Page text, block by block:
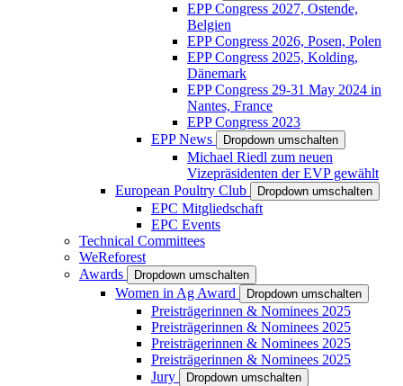
EPP Congress 2027, Ostende,
Belgien
EPP Congress 2026, Posen, Polen
EPP Congress 2025, Kolding,
Dänemark
EPP Congress 29-31 May 2024 in
Nantes, France
EPP Congress 2023
EPP News
Dropdown umschalten
Michael Riedl zum neuen
Vizepräsidenten der EVP gewählt
European Poultry Club
Dropdown umschalten
EPC Mitgliedschaft
EPC Events
Technical Committees
WeReforest
Awards
Dropdown umschalten
Women in Ag Award Dropdown umschalten
Preisträgerinnen & Nominees 2025
Preisträgerinnen & Nominees 2025
Preisträgerinnen & Nominees 2025
Preisträgerinnen & Nominees 2025
Jury
Dropdown umschalten